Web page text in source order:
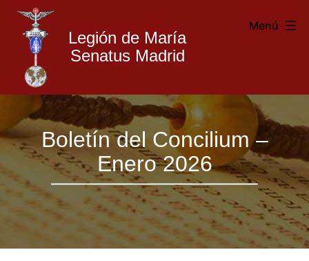
Legión de María
Senatus Madrid
Saltar
al
contenido
de
María
Madrid
Menú
Boletín del Concilium –
Enero 2026